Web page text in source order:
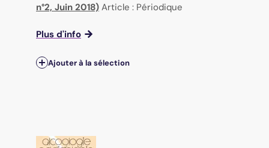
n°2, Juin 2018) Article : Périodique
Plus d'info
Ajouter à la sélection